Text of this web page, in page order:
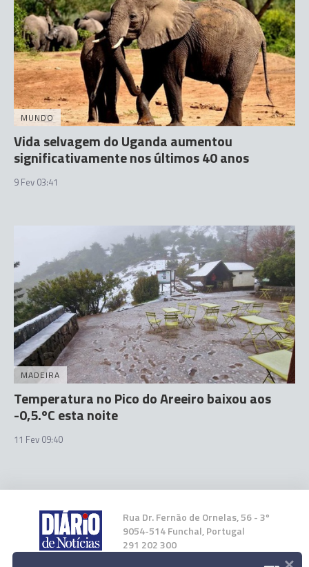
MUNDO
Vida selvagem do Uganda aumentou
significativamente nos últimos 40 anos
9 Fev 03:41
MADEIRA
Temperatura no Pico do Areeiro baixou aos
-0,5.ºC esta noite
11 Fev 09:40
Rua Dr. Fernão de Ornelas, 56 - 3º
9054-514 Funchal, Portugal
291 202 300